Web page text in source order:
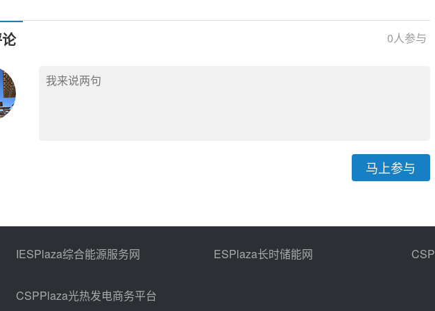
0人参与
马上参与
IESPlaza综合能源服务网 ESPlaza长时储能网
CSPPlaza光热发电商务平台